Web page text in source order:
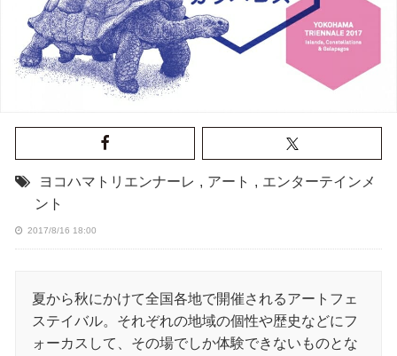
ヨコハマトリエンナーレ , アート , エンターテインメ
ント
2017/8/16 18:00
夏から秋にかけて全国各地で開催されるアートフェ
ステイバル。それぞれの地域の個性や歴史などにフ
ォーカスして、その場でしか体験できないものとな